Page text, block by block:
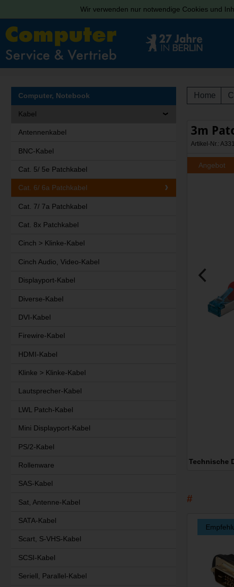
Wir verwenden nur notwendige Cookies und
Home
3m
Artikel-Nr.:
Angebot
Technische
Computer, Notebook
Kabel
Antennenkabel
BNC-Kabel
Cat. 5/ 5e Patchkabel
Cat. 6/ 6a Patchkabel
Cat. 7/ 7a Patchkabel
Cat. 8x Patchkabel
Cinch > Klinke-Kabel
Cinch Audio, Video-Kabel
Displayport-Kabel
Diverse-Kabel
DVI-Kabel
Firewire-Kabel
HDMI-Kabel
Klinke > Klinke-Kabel
Lautsprecher-Kabel
LWL Patch-Kabel
Mini Displayport-Kabel
PS/2-Kabel
Rollenware
SAS-Kabel
Sat, Antenne-Kabel
SATA-Kabel
Scart, S-VHS-Kabel
SCSI-Kabel
Seriell, Parallel-Kabel